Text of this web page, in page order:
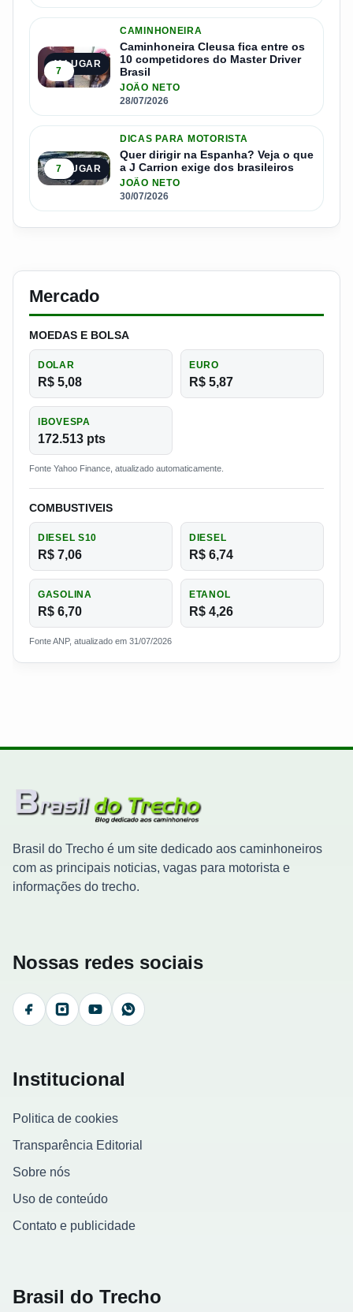
4º LUGAR
7
CAMINHONEIRA
Caminhoneira Cleusa fica entre os
10 competidores do Master Driver
Brasil
JOÃO NETO
28/07/2026
5º LUGAR
7
DICAS PARA MOTORISTA
Quer dirigir na Espanha? Veja o que
a J Carrion exige dos brasileiros
JOÃO NETO
30/07/2026
Mercado
MOEDAS E BOLSA
DOLAR
R$ 5,08
EURO
R$ 5,87
IBOVESPA
172.513 pts
Fonte Yahoo Finance, atualizado automaticamente.
COMBUSTIVEIS
DIESEL S10
R$ 7,06
DIESEL
R$ 6,74
GASOLINA
R$ 6,70
ETANOL
R$ 4,26
Fonte ANP, atualizado em 31/07/2026
Brasil do Trecho é um site dedicado aos caminhoneiros
com as principais noticias, vagas para motorista e
informações do trecho.
Nossas redes sociais
FacebookInstagramYouTubeWhatsApp
Institucional
Politica de cookies
Transparência Editorial
Sobre nós
Uso de conteúdo
Contato e publicidade
Brasil do Trecho